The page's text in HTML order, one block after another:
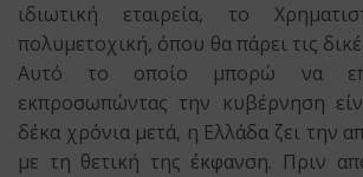
ιδιωτική εταιρεία, το
πολυμετοχική, όπου θα πάρει τις
Αυτό το οποίο μπορώ να
εκπροσωπώντας την κυβέρνηση
δέκα χρόνια μετά, η Ελλάδα ζει την
με τη θετική της έκφανση. Πριν